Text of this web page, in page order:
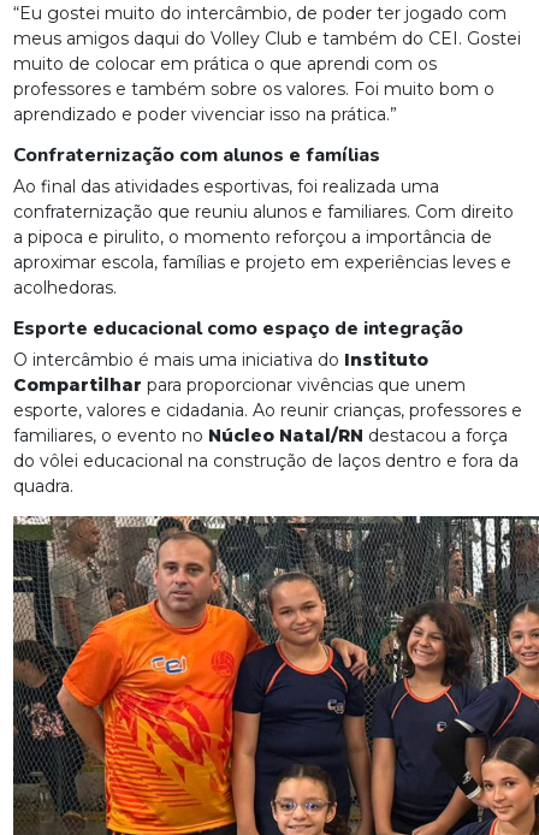
“Eu gostei muito do intercâmbio, de poder ter jogado com
meus amigos daqui do Volley Club e também do CEI. Gostei
muito de colocar em prática o que aprendi com os
professores e também sobre os valores. Foi muito bom o
aprendizado e poder vivenciar isso na prática.”
Confraternização com alunos e famílias
Ao final das atividades esportivas, foi realizada uma
confraternização que reuniu alunos e familiares. Com direito
a pipoca e pirulito, o momento reforçou a importância de
aproximar escola, famílias e projeto em experiências leves e
acolhedoras.
Esporte educacional como espaço de integração
O intercâmbio é mais uma iniciativa do Instituto
Compartilhar para proporcionar vivências que unem
esporte, valores e cidadania. Ao reunir crianças, professores e
familiares, o evento no Núcleo Natal/RN destacou a força
do vôlei educacional na construção de laços dentro e fora da
quadra.